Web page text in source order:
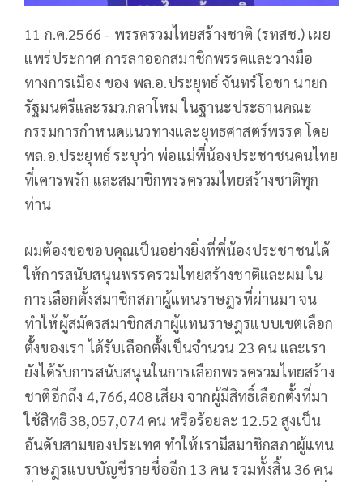
11 ก.ค.2566 - พรรครวมไทยสร้างชาติ (รทสช.) เผย
แพร่ประกาศ การลาออกสมาชิกพรรคและวางมือ
ทางการเมือง ของ พล.อ.ประยุทธ์ จันทร์โอชา นายก
รัฐมนตรีและรมว.กลาโหม ในฐานะประธานคณะ
กรรมการกำหนดแนวทางและยุทธศาสตร์พรรค โดย
พล.อ.ประยุทธ์ ระบุว่า พ่อแม่พี่น้องประชาชนคนไทย
ที่เคารพรัก และสมาชิกพรรครวมไทยสร้างชาติทุก
ท่าน
ผมต้องขอขอบคุณเป็นอย่างยิ่งที่พี่น้องประชาชนได้
ให้การสนับสนุนพรรครวมไทยสร้างชาติและผม ใน
การเลือกตั้งสมาชิกสภาผู้แทนราษฎรที่ผ่านมา จน
ทำให้ผู้สมัครสมาชิกสภาผู้แทนราษฎรแบบเขตเลือก
ตั้งของเรา ได้รับเลือกตั้งเป็นจำนวน 23 คน และเรา
ยังได้รับการสนับสนุนในการเลือกพรรครวมไทยสร้าง
ชาติอีกถึง 4,766,408 เสียง จากผู้มีสิทธิ์เลือกตั้งที่มา
ใช้สิทธิ 38,057,074 คน หรือร้อยละ 12.52 สูงเป็น
อันดับสามของประเทศ ทำให้เรามีสมาชิกสภาผู้แทน
ราษฎรแบบบัญชีรายชื่ออีก 13 คน รวมทั้งสิ้น 36 คน